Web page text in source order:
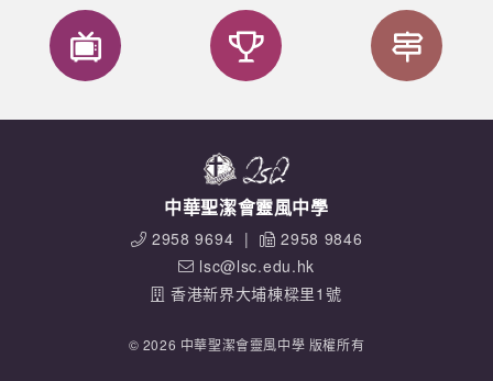
中華聖潔會靈風中學
2958 9694 |
2958 9846
lsc@lsc.edu.hk
香港新界大埔棟樑里1號
© 2026 中華聖潔會靈風中學 版權所有